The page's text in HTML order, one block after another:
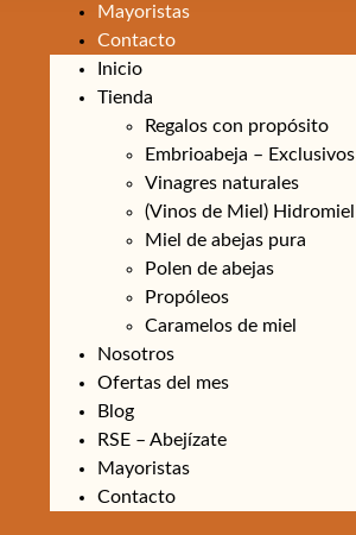
Mayoristas
Contacto
Inicio
Tienda
Regalos con propósito
Embrioabeja – Exclusivos
Vinagres naturales
(Vinos de Miel) Hidromiel
Miel de abejas pura
Polen de abejas
Propóleos
Caramelos de miel
Nosotros
Ofertas del mes
Blog
RSE – Abejízate
Mayoristas
Contacto